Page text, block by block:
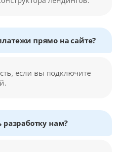
прямо на сайте?
если вы подключите
нам?